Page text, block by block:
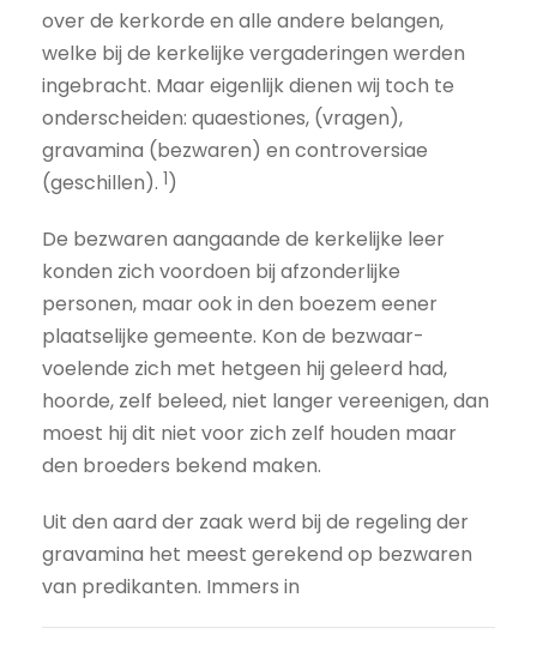
over de kerkorde en alle andere belangen,
welke bij de kerkelijke vergaderingen werden
ingebracht. Maar eigenlijk dienen wij toch te
onderscheiden: quaestiones, (vragen),
gravamina (bezwaren) en controversiae
(geschillen). 1)
De bezwaren aangaande de kerkelijke leer
konden zich voordoen bij afzonderlijke
personen, maar ook in den boezem eener
plaatselijke gemeente. Kon de bezwaar-
voelende zich met hetgeen hij geleerd had,
hoorde, zelf beleed, niet langer vereenigen, dan
moest hij dit niet voor zich zelf houden maar
den broeders bekend maken.
Uit den aard der zaak werd bij de regeling der
gravamina het meest gerekend op bezwaren
van predikanten. Immers in